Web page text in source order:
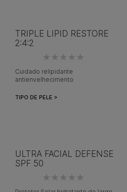
TRIPLE LIPID RESTORE
2:4:2
Cuidado relipidante
antienvelhecimento
TIPO DE PELE >
ULTRA FACIAL DEFENSE
SPF 50